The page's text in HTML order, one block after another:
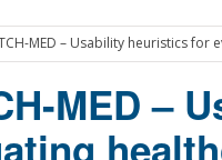
MED – Usability heuristics
MED –